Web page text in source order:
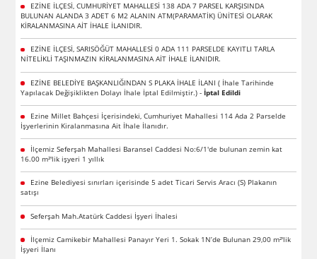
EZİNE İLÇESİ, CUMHURİYET MAHALLESİ 138 ADA 7 PARSEL KARŞISINDA
BULUNAN ALANDA 3 ADET 6 M2 ALANIN ATM(PARAMATİK) ÜNİTESİ OLARAK
KİRALANMASINA AİT İHALE İLANIDIR.
EZİNE İLÇESİ, SARISÖĞÜT MAHALLESİ 0 ADA 111 PARSELDE KAYITLI TARLA
NİTELİKLİ TAŞINMAZIN KİRALANMASINA AİT İHALE İLANIDIR.
EZİNE BELEDİYE BAŞKANLIĞINDAN S PLAKA İHALE İLANI ( İhale Tarihinde
Yapılacak Değişiklikten Dolayı İhale İptal Edilmiştir.) - İptal Edildi
Ezine Millet Bahçesi İçerisindeki, Cumhuriyet Mahallesi 114 Ada 2 Parselde
İşyerlerinin Kiralanmasına Ait İhale İlanıdır.
İlçemiz Seferşah Mahallesi Baransel Caddesi No:6/1'de bulunan zemin kat
16.00 m²'lik işyeri 1 yıllık
Ezine Belediyesi sınırları içerisinde 5 adet Ticari Servis Aracı (S) Plakanın
satışı
Seferşah Mah.Atatürk Caddesi İşyeri İhalesi
İlçemiz Camikebir Mahallesi Panayır Yeri 1. Sokak 1N’de Bulunan 29,00 m²'lik
İşyeri İlanı